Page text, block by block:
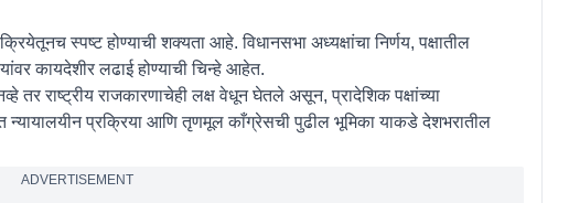
स्पष्ट होण्याची शक्यता आहे. विधानसभा अध्यक्षांचा निर्णय, पक्षातील
कायदेशीर लढाई होण्याची चिन्हे आहेत.
तर राष्ट्रीय राजकारणाचेही लक्ष वेधून घेतले असून, प्रादेशिक पक्षांच्या
न्यायालयीन प्रक्रिया आणि तृणमूल काँग्रेसची पुढील भूमिका याकडे देशभरातील
ADVERTISEMENT